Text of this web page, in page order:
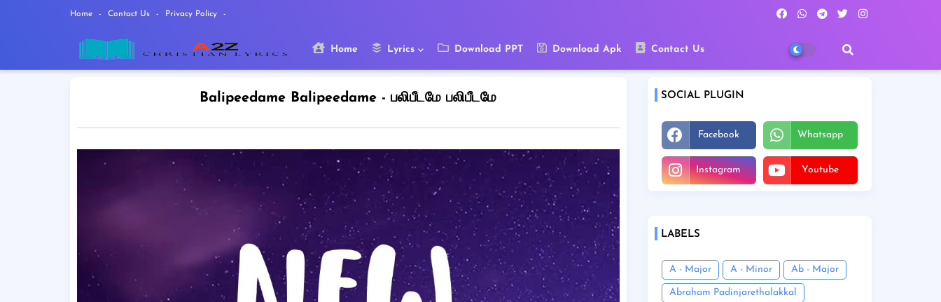
Home Contact Us Privacy Policy
Home Lyrics Download PPT Download Apk Contact Us
Balipeedame Balipeedame - பலிபீடமே பலிபீடமே SOCIAL PLUGIN
Facebook Whatsapp
Instagram Youtube
LABELS
A - Major A - Minor Ab - Major
Abraham Padinjarethalakkal